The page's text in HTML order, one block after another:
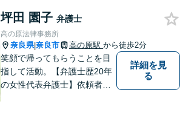
坪田 園子 弁護士
高の原法律事務所
奈良県|奈良市 高の原駅 から徒歩2分
笑顔で帰ってもらうことを目
指して活動。【弁護士歴20年
の女性代表弁護士】依頼者の
詳細を見
る